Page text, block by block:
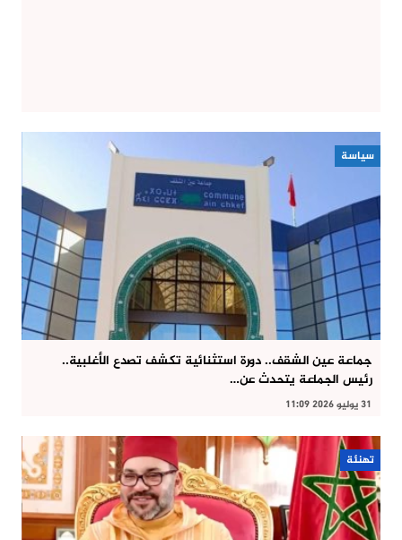
سياسة
جماعة عين الشقف.. دورة استثنائية تكشف تصدع الأغلبية..
رئيس الجماعة يتحدث عن…
31 يوليو 2026 11:09
تهنئة